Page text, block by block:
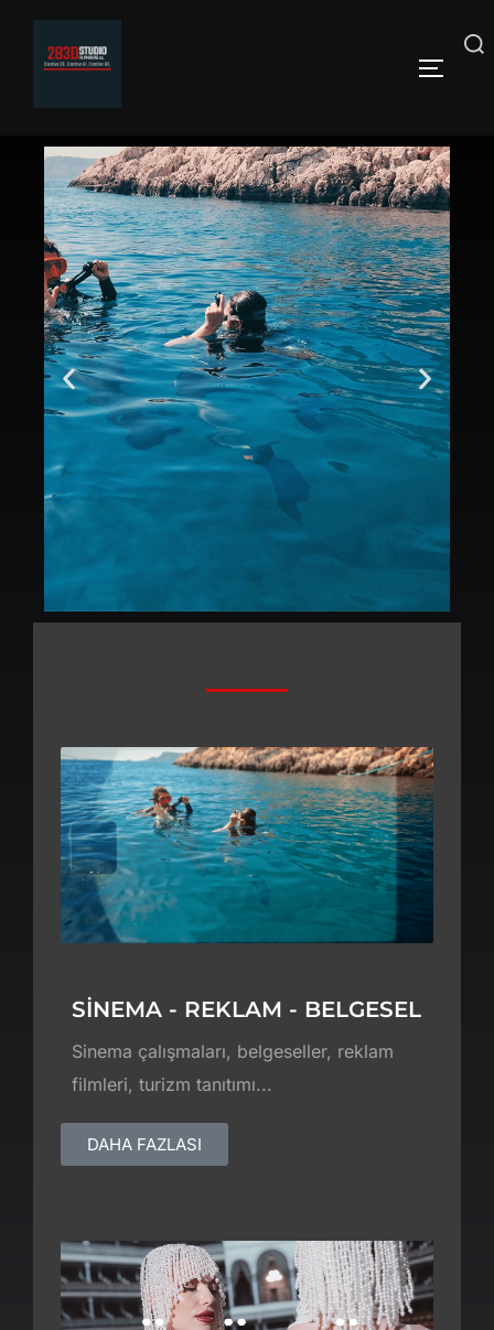
DAHA FAZLASI
SİNEMA - REKLAM - BELGESEL
Sinema çalışmaları, belgeseller, reklam
filmleri, turizm tanıtımı...
DAHA FAZLASI